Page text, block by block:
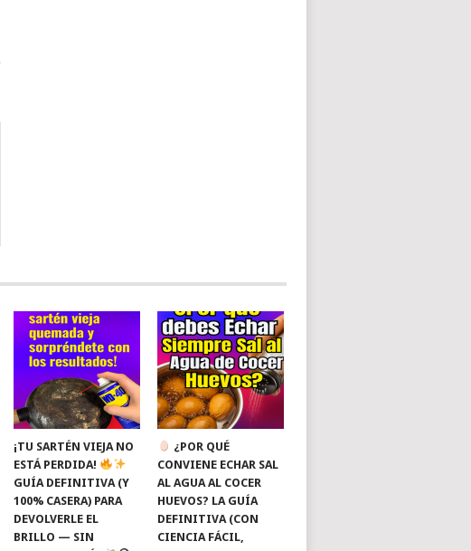
¡TU SARTÉN VIEJA NO
ESTÁ PERDIDA!
GUÍA DEFINITIVA (Y
100% CASERA) PARA
DEVOLVERLE EL
BRILLO — SIN
¿POR QUÉ
CONVIENE ECHAR SAL
AL AGUA AL COCER
HUEVOS? LA GUÍA
DEFINITIVA (CON
CIENCIA FÁCIL,